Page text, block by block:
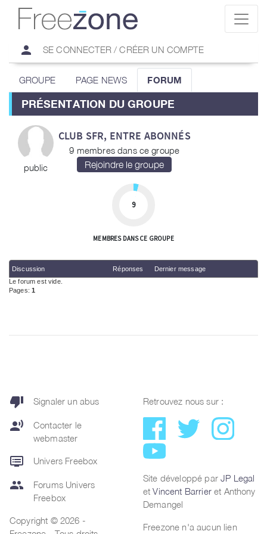
person SE CONNECTER / CRÉER UN COMPTE
GROUPE PAGE NEWS FORUM
PRÉSENTATION DU GROUPE
public
CLUB SFR, ENTRE ABONNÉS
9 membres dans ce groupe
9
MEMBRES DANS CE GROUPE
thumb_down Signaler un abus
record_voice_over
Contacter le
webmaster
dvr Univers Freebox
group
Forums Univers
Freebox
Copyright © 2026 -
Retrouvez nous sur :
Site développé parJP Legal
etVincent Barrieret Anthony
Demangel
Freezone n'a aucun lien